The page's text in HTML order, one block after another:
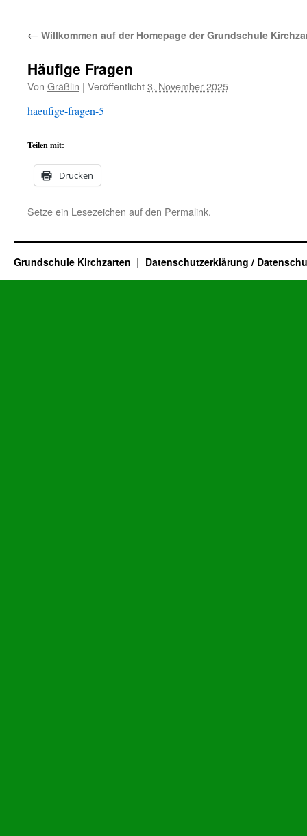
← Willkommen auf der Homepage der Grundschule
Häufige Fragen
Von Gräßlin | Veröffentlicht3. November 2025
haeufige-fragen-5
Teilen mit:
Drucken
Setze ein Lesezeichen auf den Permalink.
Grundschule Kirchzarten Datenschutzerklärung /